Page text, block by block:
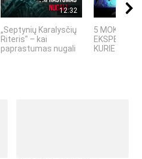
12:32
„Septynių Karalysčių
Riteris" – kai
paprastumas nugali
5 MOKSLINIAI
KURIE